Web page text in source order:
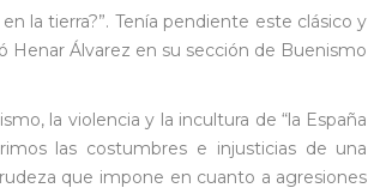
la tierra?”. Tenía pendiente este clásico y
Henar Álvarez en su sección de Buenismo
la violencia y la incultura de “la España
las costumbres e injusticias de una
que impone en cuanto a agresiones